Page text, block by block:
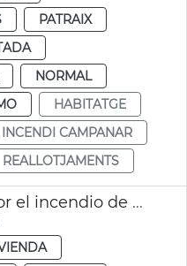
PATRAIX
NORMAL
HABITATGE
INCENDI CAMPANAR
REALLOTJAMENTS
Familias afectadas por el incendio de Campanar en Safranar